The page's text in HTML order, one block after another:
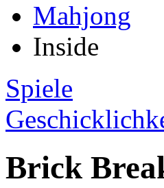
Mahjong
Inside
Spiele
Brick